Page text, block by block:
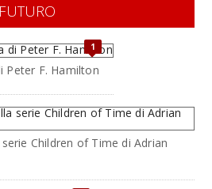
1
Peter F. Hamilton
Children of Time di Adrian